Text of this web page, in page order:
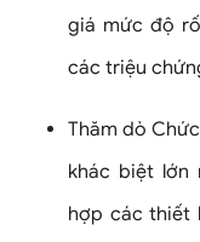
giá mức độ
các triệu
Thăm dò
khác biệt lớn
hợp các thiết